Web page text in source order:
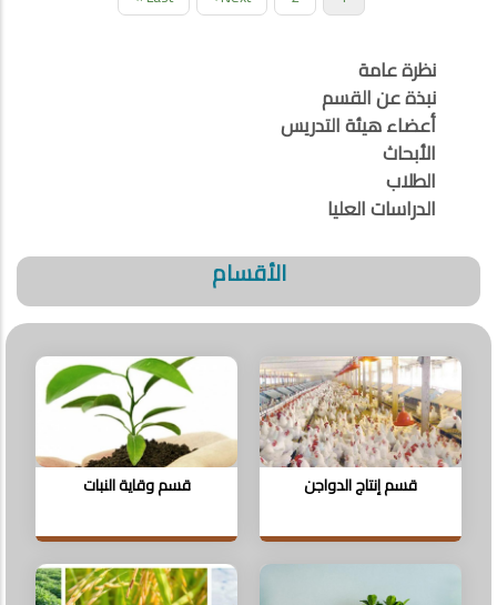
page
التالية
page
نظرة عامة
نبذة عن القسم
أعضاء هيئة التدريس
الأبحاث
الطلاب
الدراسات العليا
الأقسام
قسم إنتاج الدواجن قسم وقاية النبات